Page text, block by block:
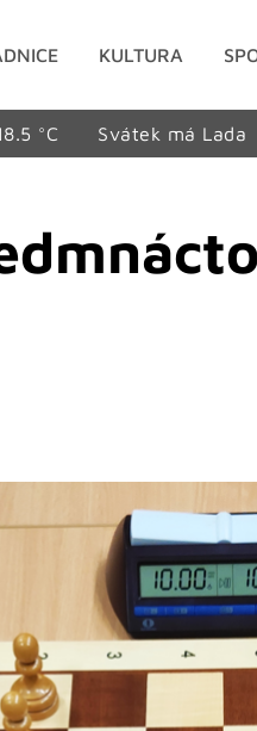
KULTURA
°C Svátek má Lada